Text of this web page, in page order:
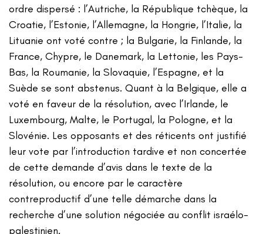
ordre dispersé : l’Autriche, la République tchèque, la
Croatie, l’Estonie, l’Allemagne, la Hongrie, l’Italie, la
Lituanie ont voté contre ; la Bulgarie, la Finlande, la
France, Chypre, le Danemark, la Lettonie, les Pays-
Bas, la Roumanie, la Slovaquie, l’Espagne, et la
Suède se sont abstenus. Quant à la Belgique, elle a
voté en faveur de la résolution, avec l’Irlande, le
Luxembourg, Malte, le Portugal, la Pologne, et la
Slovénie. Les opposants et des réticents ont justifié
leur vote par l’introduction tardive et non concertée
de cette demande d’avis dans le texte de la
résolution, ou encore par le caractère
contreproductif d’une telle démarche dans la
recherche d’une solution négociée au conflit israélo-
palestinien.